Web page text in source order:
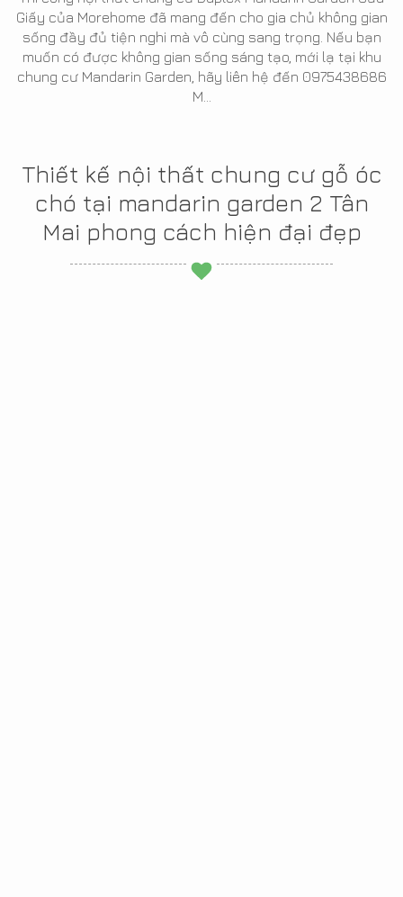
Giấy của Morehome đã mang đến cho gia chủ không gian
sống đầy đủ tiện nghi mà vô cùng sang trọng. Nếu bạn
muốn có được không gian sống sáng tạo, mới lạ tại khu
chung cư Mandarin Garden, hãy liên hệ đến 0975438686
M...
Thiết kế nội thất chung cư gỗ óc
chó tại mandarin garden 2 Tân
Mai phong cách hiện đại đẹp